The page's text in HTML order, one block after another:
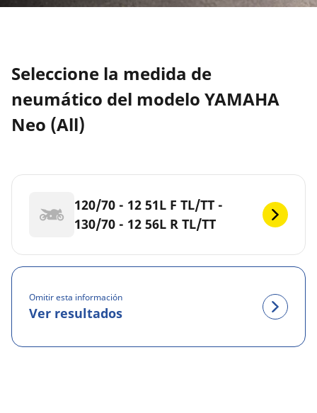
Seleccione la medida de
neumático del modelo YAMAHA
Neo (All)
120/70 - 12 51L F TL/TT -
130/70 - 12 56L R TL/TT
Omitir esta información
Ver resultados